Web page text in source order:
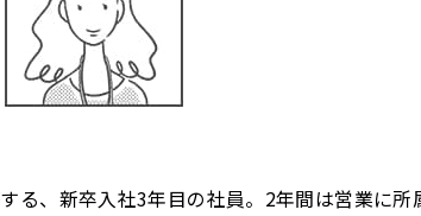
る、新卒入社3年目の社員。2年間は営業に所